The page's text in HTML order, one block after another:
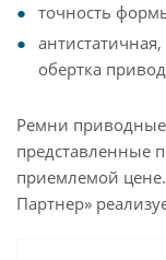
точность
обертка
Ремни приводные
представленные
приемлемой
Партнер»